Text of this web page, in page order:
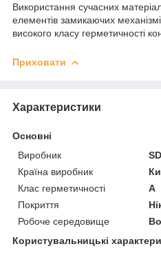
Використання сучасних
елементів замикаючих
високого класу герметичності
Приховати
Характеристики
Основні
Виробник
Країна виробник
Клас герметичності
А
Покриття
Робоче середовище
Користувальницькі